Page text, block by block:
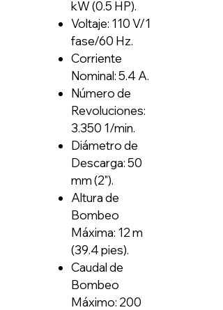
kW (0.5 HP).
Voltaje: 110 V/1
fase/60 Hz.
Corriente
Nominal: 5.4 A.
Número de
Revoluciones:
3.350 1/min.
Diámetro de
Descarga: 50
mm (2").
Altura de
Bombeo
Máxima: 12 m
(39.4 pies).
Caudal de
Bombeo
Máximo: 200